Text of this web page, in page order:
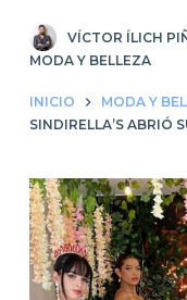
n
e
d
o
VÍCTOR ÍLICH
MODA Y BELLEZA
INICIO
MODA Y
SINDIRELLA’S ABRIÓ